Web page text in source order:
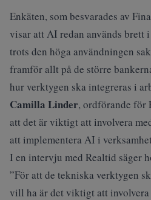
Enkäten, som besvarades av
visar att AI redan används brett
trots den höga användningen
framför allt på de större
hur verktygen ska integreras i
Camilla Linder, ordförande för
att det är viktigt att involvera
att implementera AI i
I en intervju med Realtid säger
”För att de tekniska verktygen
vill ha är det viktigt att involvera